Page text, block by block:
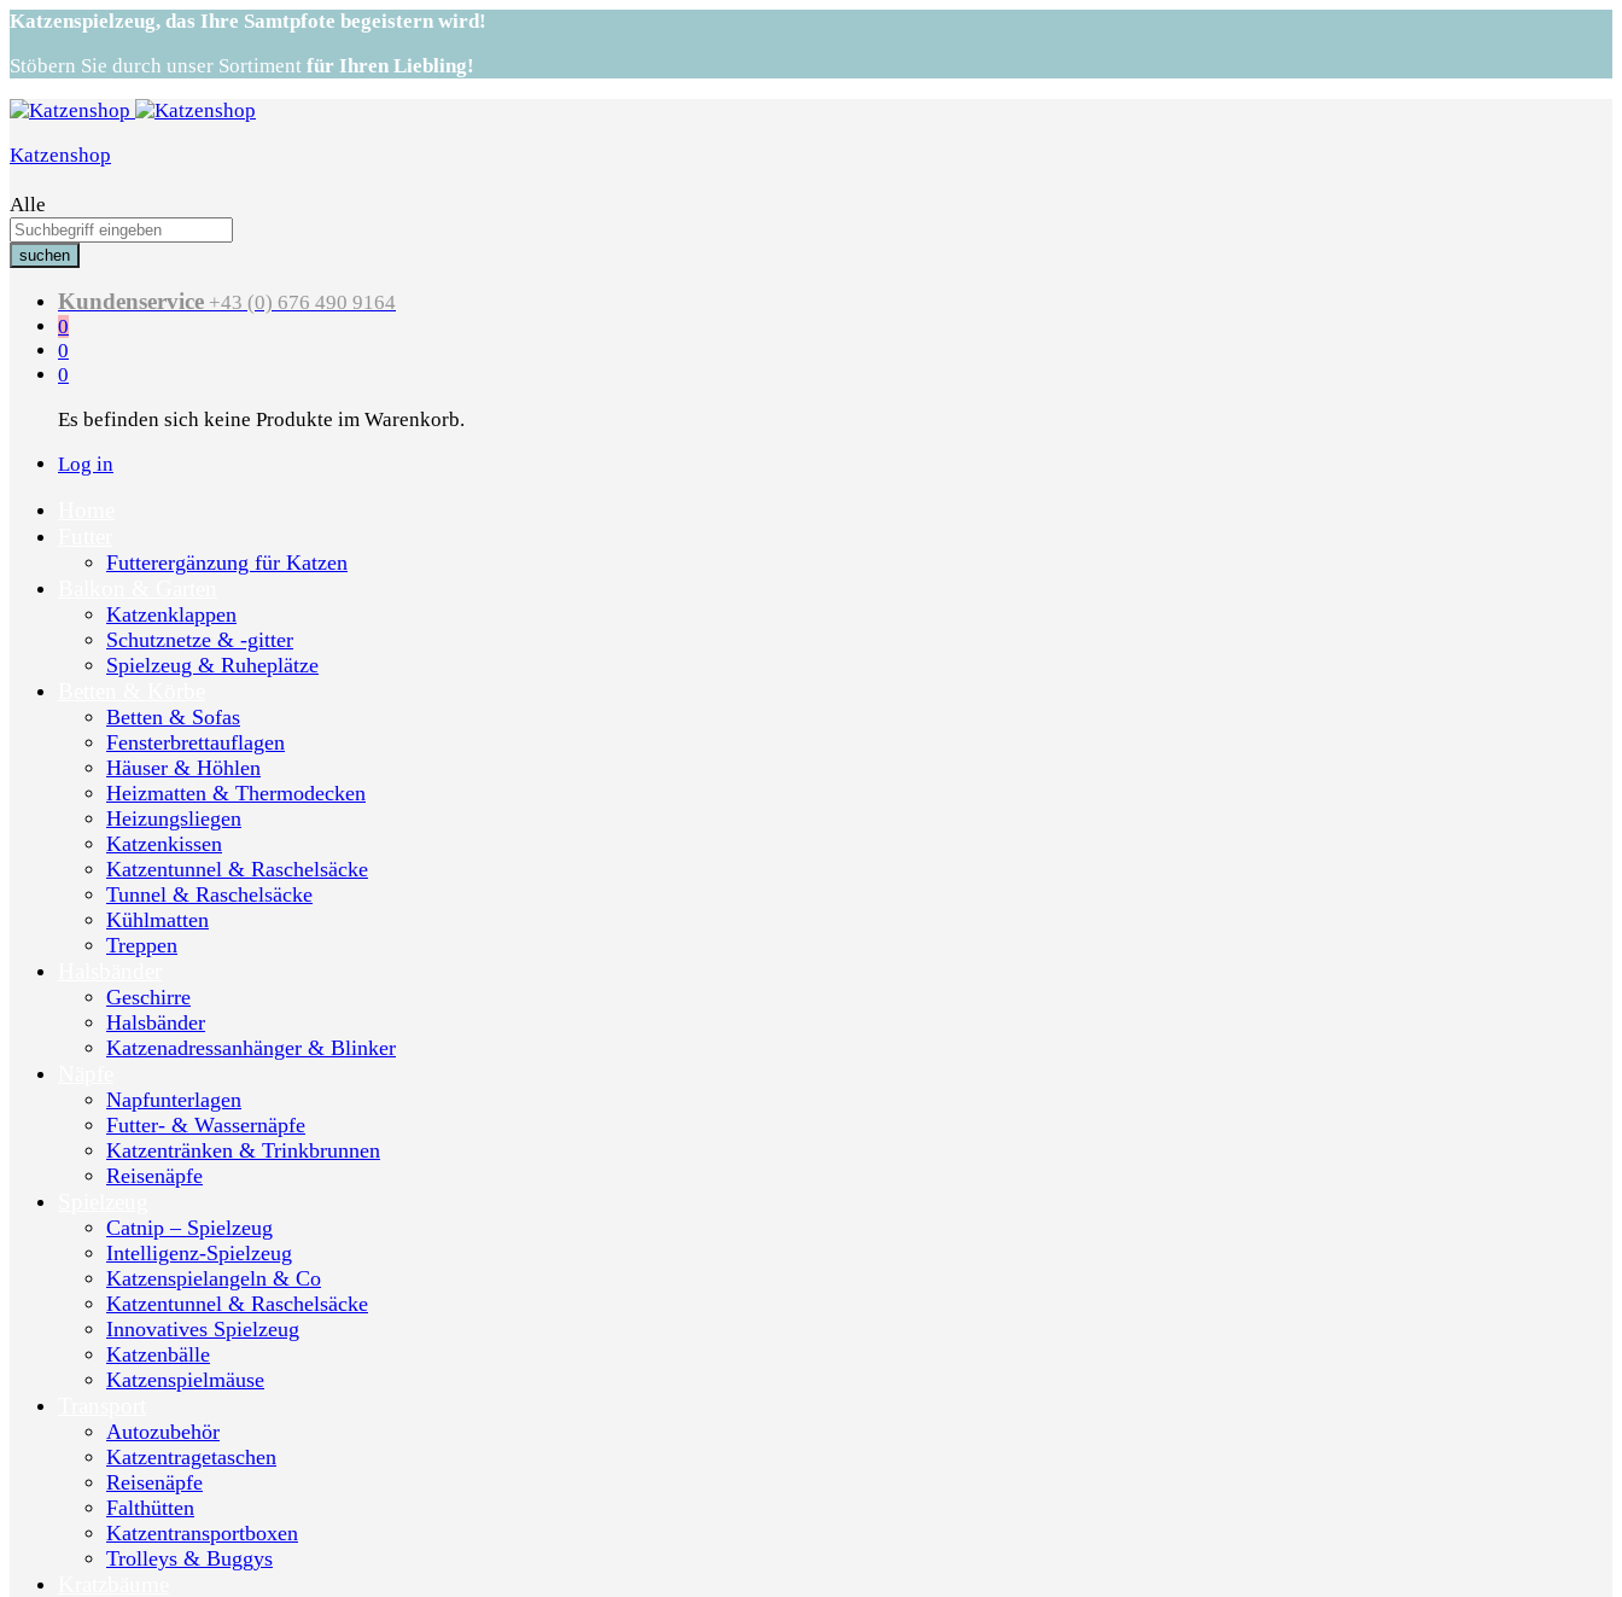
Katzenspielzeug, das Ihre Samtpfote begeistern wird!
Stöbern Sie durch unser Sortiment für Ihren Liebling!
Katzenshop
Alle
suchen
Kundenservice +43 (0) 676 490 9164
0
0
0
Es befinden sich keine Produkte im Warenkorb.
Log in
Futterergänzung für Katzen
Katzenklappen
Schutznetze & -gitter
Spielzeug & Ruheplätze
Betten & Sofas
Fensterbrettauflagen
Häuser & Höhlen
Heizmatten & Thermodecken
Heizungsliegen
Katzenkissen
Katzentunnel & Raschelsäcke
Tunnel & Raschelsäcke
Kühlmatten
Treppen
Geschirre
Halsbänder
Katzenadressanhänger & Blinker
Napfunterlagen
Futter- & Wassernäpfe
Katzentränken & Trinkbrunnen
Reisenäpfe
Catnip – Spielzeug
Intelligenz-Spielzeug
Katzenspielangeln & Co
Katzentunnel & Raschelsäcke
Innovatives Spielzeug
Katzenbälle
Katzenspielmäuse
Autozubehör
Katzentragetaschen
Reisenäpfe
Falthütten
Katzentransportboxen
Trolleys & Buggys